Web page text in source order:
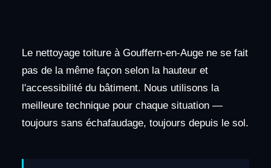
Le nettoyage toiture à Gouffern-en-Auge ne se fait
pas de la même façon selon la hauteur et
l'accessibilité du bâtiment. Nous utilisons la
meilleure technique pour chaque situation —
toujours sans échafaudage, toujours depuis le sol.